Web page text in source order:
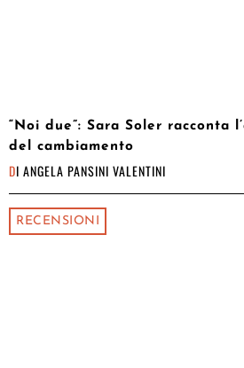
“Noi due”: Sara Soler racconta
del cambiamento
DI ANGELA PANSINI VALENTINI
RECENSIONI